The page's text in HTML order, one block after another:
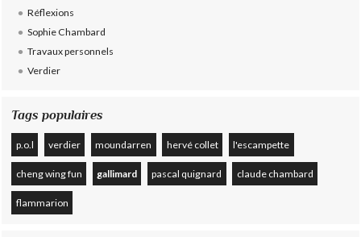
Réflexions
Sophie Chambard
Travaux personnels
Verdier
Tags populaires
p.o.l verdier moundarren hervé collet l'escampette
cheng wing fun gallimard pascal quignard claude chambard
flammarion